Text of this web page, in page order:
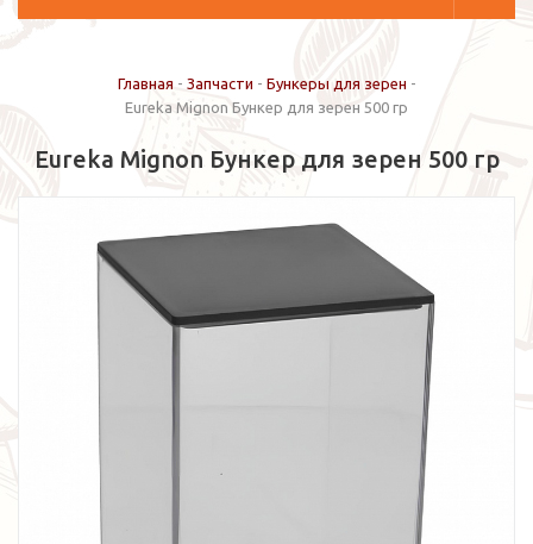
Главная - Запчасти - Бункеры для зерен -
Eureka Mignon Бункер для зерен 500 гр
Eureka Mignon Бункер для зерен 500 гр